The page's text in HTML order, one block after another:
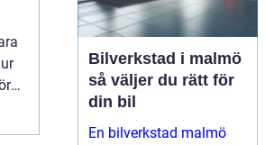
Bilverkstad i malmö
så väljer du rätt för
din bil
En bilverkstad malmö